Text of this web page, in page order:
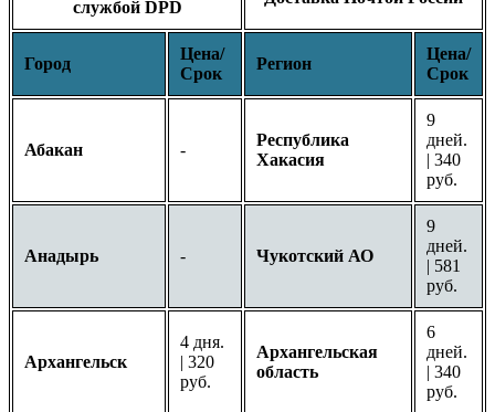
службой DPD
Город
Цена/
Срок
Регион
Цена/
Срок
Абакан -
Республика
Хакасия
9
дней.
| 340
руб.
Анадырь - Чукотский АО
9
дней.
| 581
руб.
Архангельск
4 дня.
| 320
руб.
Архангельская
область
6
дней.
| 340
руб.